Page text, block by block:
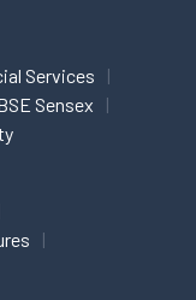
Services
Sensex